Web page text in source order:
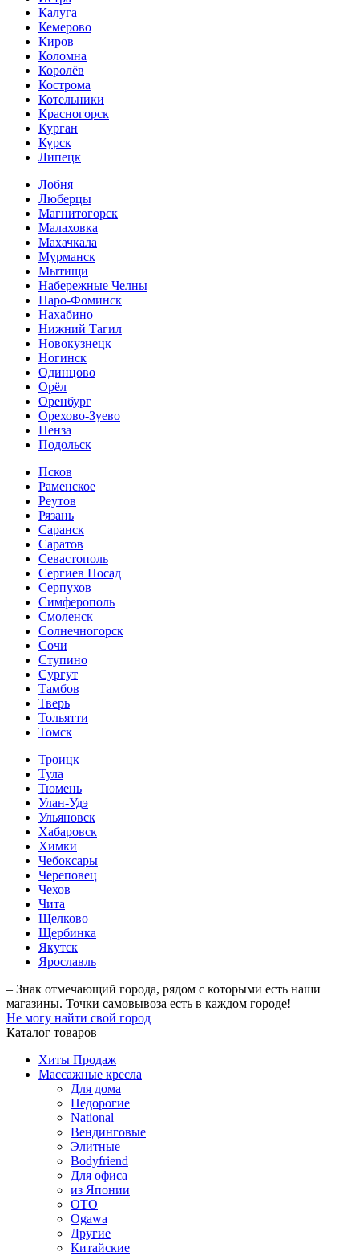
Калуга
Кемерово
Киров
Коломна
Королёв
Кострома
Котельники
Красногорск
Курган
Курск
Липецк
Лобня
Люберцы
Магнитогорск
Малаховка
Махачкала
Мурманск
Мытищи
Набережные Челны
Наро-Фоминск
Нахабино
Нижний Тагил
Новокузнецк
Ногинск
Одинцово
Орёл
Оренбург
Орехово-Зуево
Пенза
Подольск
Псков
Раменское
Реутов
Рязань
Саранск
Саратов
Севастополь
Сергиев Посад
Серпухов
Симферополь
Смоленск
Солнечногорск
Сочи
Ступино
Сургут
Тамбов
Тверь
Тольятти
Томск
Троицк
Тула
Тюмень
Улан-Удэ
Ульяновск
Хабаровск
Химки
Чебоксары
Череповец
Чехов
Чита
Щелково
Щербинка
Якутск
Ярославль
– Знак отмечающий города, рядом с которыми есть наши
магазины. Точки самовывоза есть в каждом городе!
Не могу найти свой город
Каталог товаров
Хиты Продаж
Массажные кресла
Для дома
Недорогие
National
Вендинговые
Элитные
Bodyfriend
Для офиса
из Японии
OTO
Ogawa
Другие
Китайские